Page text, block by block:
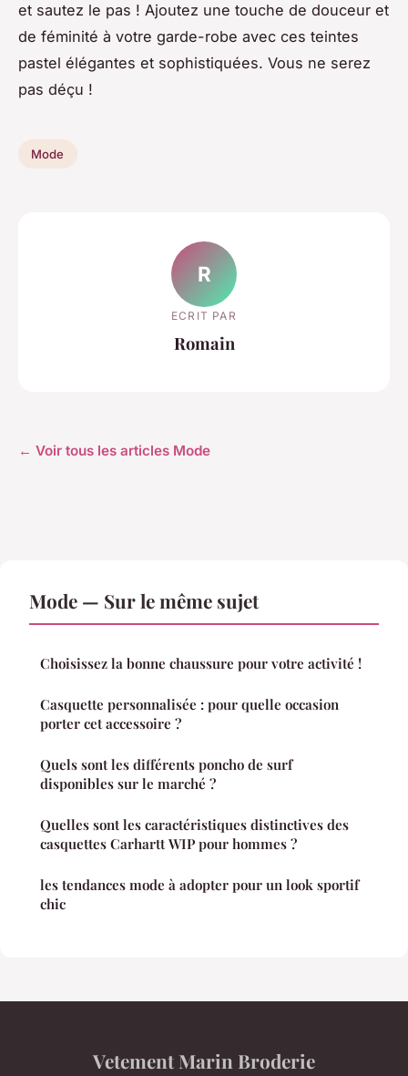
et sautez le pas ! Ajoutez une touche de douceur et
de féminité à votre garde-robe avec ces teintes
pastel élégantes et sophistiquées. Vous ne serez
pas déçu !
Mode
R
ECRIT PAR
Romain
← Voir tous les articles Mode
Mode — Sur le même sujet
Choisissez la bonne chaussure pour votre activité !
Casquette personnalisée : pour quelle occasion
porter cet accessoire ?
Quels sont les différents poncho de surf
disponibles sur le marché ?
Quelles sont les caractéristiques distinctives des
casquettes Carhartt WIP pour hommes ?
les tendances mode à adopter pour un look sportif
chic
Vetement Marin Broderie